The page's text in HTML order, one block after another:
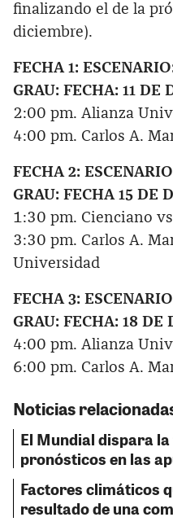
finalizando el de la
diciembre).
FECHA 1:
GRAU: FECHA: 11 DE
2:00 pm. Alianza
4:00 pm. Carlos A.
FECHA 2:
GRAU: FECHA 15 DE
1:30 pm. Cienciano
3:30 pm. Carlos A.
Universidad
FECHA 3:
GRAU: FECHA: 18 DE
4:00 pm. Alianza
6:00 pm. Carlos A.
Noticias
El Mundial dispara
pronósticos en las
Factores climáticos
resultado de una